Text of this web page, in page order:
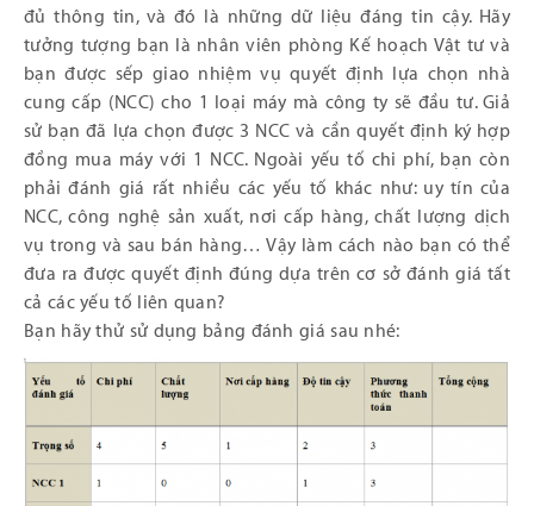
đủ thông tin, và đó là những dữ liệu đáng tin cậy. Hãy
tưởng tượng bạn là nhân viên phòng Kế hoạch Vật tư và
bạn được sếp giao nhiệm vụ quyết định lựa chọn nhà
cung cấp (NCC) cho 1 loại máy mà công ty sẽ đầu tư. Giả
sử bạn đã lựa chọn được 3 NCC và cần quyết định ký hợp
đồng mua máy với 1 NCC. Ngoài yếu tố chi phí, bạn còn
phải đánh giá rất nhiều các yếu tố khác như: uy tín của
NCC, công nghệ sản xuất, nơi cấp hàng, chất lượng dịch
vụ trong và sau bán hàng… Vậy làm cách nào bạn có thể
đưa ra được quyết định đúng dựa trên cơ sở đánh giá tất
cả các yếu tố liên quan?
Bạn hãy thử sử dụng bảng đánh giá sau nhé: